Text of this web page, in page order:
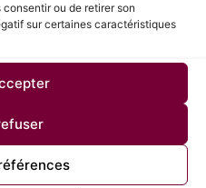
ou de retirer son
sur certaines caractéristiques
étape cruciale dans le
redoutée par de
sa valeur et
peut avoir un